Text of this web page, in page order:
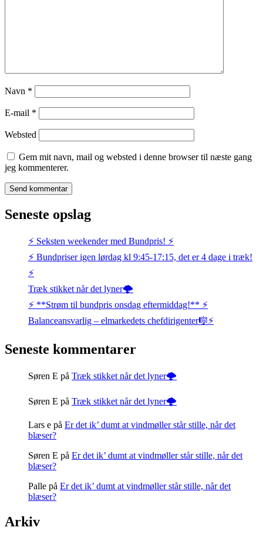
Navn *
E-mail *
Websted
Gem mit navn, mail og websted i denne browser til næste gang
jeg kommenterer.
Seneste opslag
⚡️ Seksten weekender med Bundpris! ⚡️
⚡️ Bundpriser igen lørdag kl 9:45-17:15, det er 4 dage i træk!
⚡️
Træk stikket når det lyner🌩️
⚡️ **Strøm til bundpris onsdag eftermiddag!** ⚡️
Balanceansvarlig – elmarkedets chefdirigenter🎼⚡
Seneste kommentarer
Søren E på Træk stikket når det lyner🌩️
Søren E på Træk stikket når det lyner🌩️
Lars e på Er det ik’ dumt at vindmøller står stille, når det
blæser?
Søren E på Er det ik’ dumt at vindmøller står stille, når det
blæser?
Palle på Er det ik’ dumt at vindmøller står stille, når det
blæser?
Arkiv